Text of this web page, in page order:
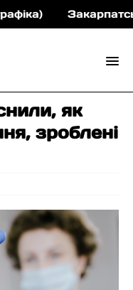
Закарпатський
як
зроблені